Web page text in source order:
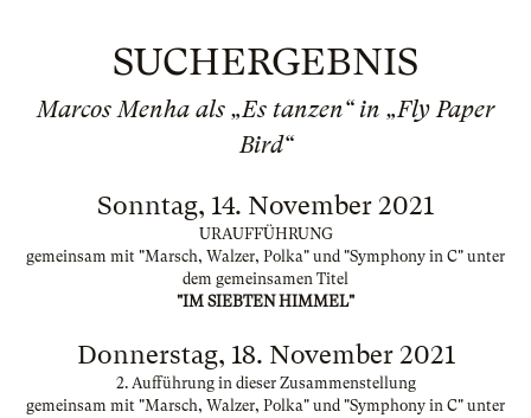
SUCHERGEBNIS
Marcos Menha als „Es tanzen“ in „Fly Paper
Bird“
Sonntag, 14. November 2021
URAUFFÜHRUNG
gemeinsam mit "Marsch, Walzer, Polka" und "Symphony in C" unter
dem gemeinsamen Titel
"IM SIEBTEN HIMMEL"
Donnerstag, 18. November 2021
2. Aufführung in dieser Zusammenstellung
gemeinsam mit "Marsch, Walzer, Polka" und "Symphony in C" unter